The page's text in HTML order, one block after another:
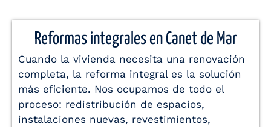
Reformas integrales en Canet de Mar
Cuando la vivienda necesita una renovación
completa, la reforma integral es la solución
más eficiente. Nos ocupamos de todo el
proceso: redistribución de espacios,
instalaciones nuevas, revestimientos,